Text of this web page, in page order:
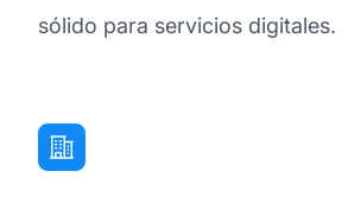
sólido para servicios digitales.